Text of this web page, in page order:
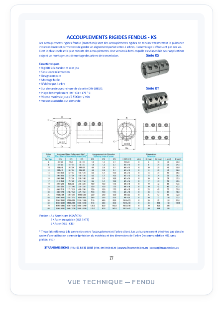
VUE TECHNIQUE — FENDU